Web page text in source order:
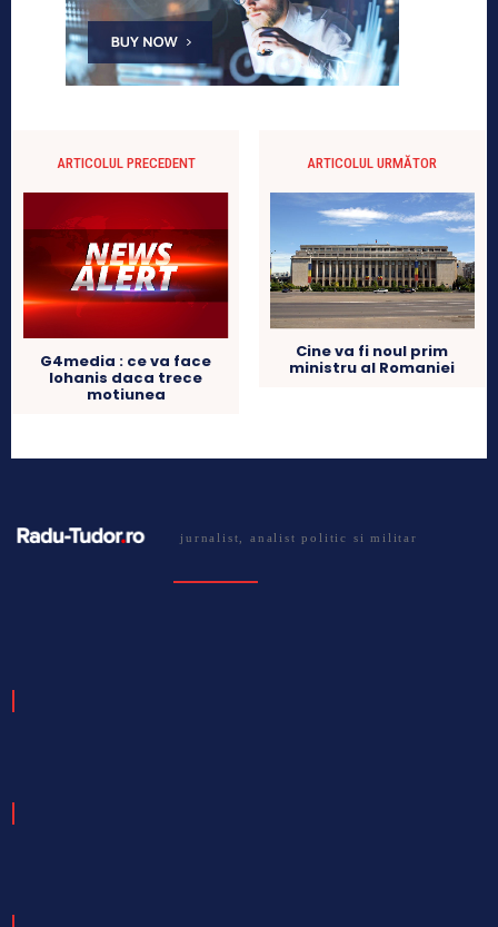
ARTICOLUL PRECEDENT
G4media : ce va face
Iohanis daca trece
motiunea
ARTICOLUL URMĂTOR
Cine va fi noul prim
ministru al Romaniei
jurnalist, analist politic si militar